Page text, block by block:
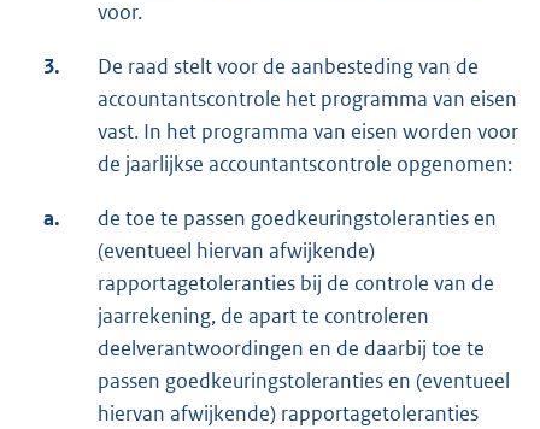
voor.
3.
De raad stelt voor de aanbesteding van de
accountantscontrole het programma van eisen
vast. In het programma van eisen worden voor
de jaarlijkse accountantscontrole opgenomen:
a.
de toe te passen goedkeuringstoleranties en
(eventueel hiervan afwijkende)
rapportagetoleranties bij de controle van de
jaarrekening, de apart te controleren
deelverantwoordingen en de daarbij toe te
passen goedkeuringstoleranties en (eventueel
hiervan afwijkende) rapportagetoleranties